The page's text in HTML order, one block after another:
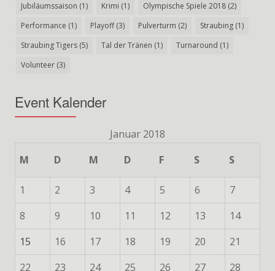
Jubiläumssaison (1) Krimi (1) Olympische Spiele 2018 (2)
Performance (1) Playoff(3) Pulverturm (2) Straubing (1)
Straubing Tigers (5) Tal der Tränen (1) Turnaround (1)
Volunteer (3)
Event Kalender
Januar 2018
M
D M D F S S
1 2 3 4 5 6
7
8
9 10 11 12 13
14
15
16 17 18 19 20
21
22
23 24 25 26 27 28